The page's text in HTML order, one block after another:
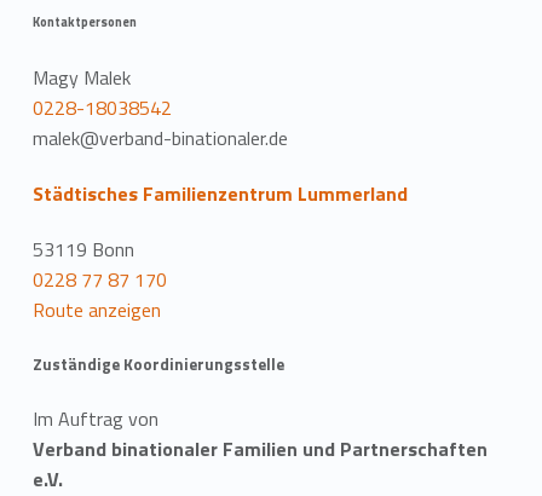
Kontaktpersonen
Magy Malek
0228-18038542
malek@verband-binationaler.de
Städtisches Familienzentrum Lummerland
53119 Bonn
0228 77 87 170
Route anzeigen
Zuständige Koordinierungsstelle
Im Auftrag von
Verband binationaler Familien und Partnerschaften
e.V.